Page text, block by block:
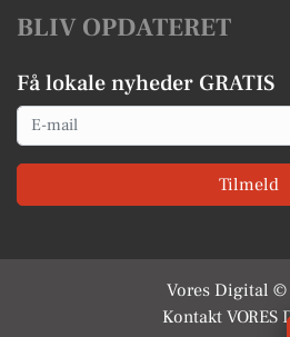
BLIV OPDATERET
Få lokale nyheder GRATIS
Email
Tilmeld
Vores Digital ©
Kontakt VORES